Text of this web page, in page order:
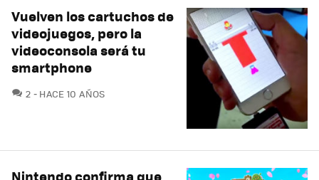
Vuelven los cartuchos de
videojuegos, pero la
videoconsola será tu
smartphone
2 COMENTARIOS
HACE 10 AÑOS